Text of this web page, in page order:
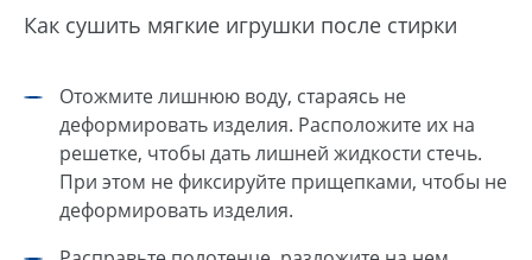
Как сушить мягкие игрушки после стирки
Отожмите лишнюю воду, стараясь не
деформировать изделия. Расположите их на
решетке, чтобы дать лишней жидкости стечь.
При этом не фиксируйте прищепками, чтобы не
деформировать изделия.